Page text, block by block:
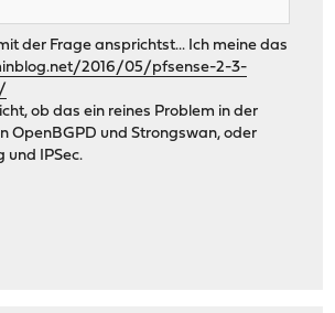
der Frage ansprichtst... Ich meine das
2016/05/pfsense-2-3-
ob das ein reines Problem in der
OpenBGPD und Strongswan, oder
und IPSec.